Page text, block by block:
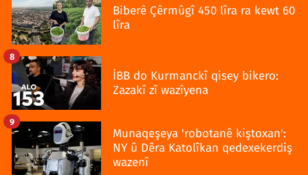
Biberê Çêrmûgî 450 lîra ra kewt 60
lîra
İBB do Kurmanckî qisey bikero:
Zazakî zî wazîyena
8
Munaqeşeya 'robotanê kiştoxan':
NY û Dêra Katolîkan qedexekerdiş
wazenî
9